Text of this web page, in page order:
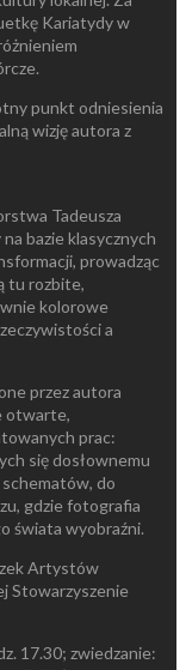
Kariatydy w
punkt odniesienia
wizję autora z
Tadeusza
bazie klasycznych
prowadząc
tu rozbite,
kolorowe
a
przez autora
otwarte,
prac:
się dosłownemu
do
gdzie fotografia
świata wyobraźni.
Artystów
Stowarzyszenie
17.30; zwiedzanie: